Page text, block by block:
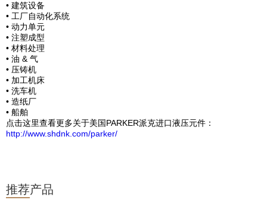
• 建筑设备
• 工厂自动化系统
• 动力单元
• 注塑成型
• 材料处理
• 油 & 气
• 压铸机
• 加工机床
• 洗车机
• 造纸厂
• 船舶
点击这里查看更多关于美国PARKER派克进口液压元件：
http://www.shdnk.com/parker/
推荐产品